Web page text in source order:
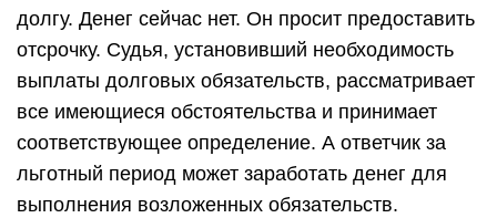
долгу. Денег сейчас нет. Он просит предоставить
отсрочку. Судья, установивший необходимость
выплаты долговых обязательств, рассматривает
все имеющиеся обстоятельства и принимает
соответствующее определение. А ответчик за
льготный период может заработать денег для
выполнения возложенных обязательств.